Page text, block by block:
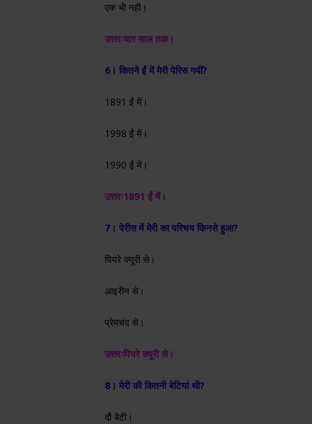
एक भी नही।
उत्तरःचार साल तक।
6। कितने ईं में मेरी पेरिस गयीं?
1891 ईं में।
1998 ईं में।
1990 ईं में।
उत्तरः1891 ईं में।
7। पेरीस में मेरी का परिचय किनसे हुआ?
पियरे क्यूरी से।
आइरीन से।
प्रेमचंद से।
उत्तरःपियरे क्यूरी से।
8। मेरी की कितनी बेटियां थी?
दौ बेटी।